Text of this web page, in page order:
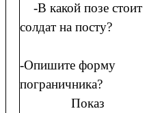
-В какой позе стоит
солдат на посту?
-Опишите форму
пограничника?
Показ